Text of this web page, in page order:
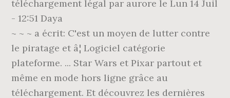
téléchargement légal par aurore le Lun 14 Juil
- 12:51 Daya
~ ~ ~ a écrit: C'est un moyen de lutter contre
le piratage et â¦ Logiciel catégorie
plateforme. ... Star Wars et Pixar partout et
même en mode hors ligne grâce au
téléchargement. Et découvrez les dernières